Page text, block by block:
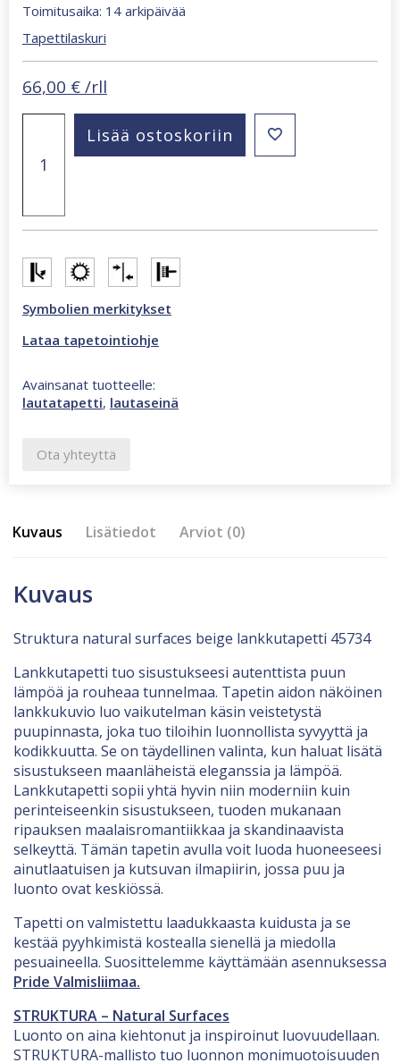
Toimitusaika: 14 arkipäivää
Tapettilaskuri
66,00 € /rll
surfaces
beige
Lisää ostoskoriin
Symbolien merkitykset
Lataa tapetointiohje
Avainsanat tuotteelle:
lautatapetti, lautaseinä
Ota yhteyttä
Kuvaus Lisätiedot Arviot (0)
Kuvaus
Struktura natural surfaces beige lankkutapetti 45734
Lankkutapetti tuo sisustukseesi autenttista puun
lämpöä ja rouheaa tunnelmaa. Tapetin aidon näköinen
lankkukuvio luo vaikutelman käsin veistetystä
puupinnasta, joka tuo tiloihin luonnollista syvyyttä ja
kodikkuutta. Se on täydellinen valinta, kun haluat lisätä
sisustukseen maanläheistä eleganssia ja lämpöä.
Lankkutapetti sopii yhtä hyvin niin moderniin kuin
perinteiseenkin sisustukseen, tuoden mukanaan
ripauksen maalaisromantiikkaa ja skandinaavista
selkeyttä. Tämän tapetin avulla voit luoda huoneeseesi
ainutlaatuisen ja kutsuvan ilmapiirin, jossa puu ja
luonto ovat keskiössä.
Tapetti on valmistettu laadukkaasta kuidusta ja se
kestää pyyhkimistä kostealla sienellä ja miedolla
pesuaineella. Suosittelemme käyttämään asennuksessa
Pride Valmisliimaa.
STRUKTURA – Natural Surfaces
Luonto on aina kiehtonut ja inspiroinut luovuudellaan.
STRUKTURA-mallisto tuo luonnon monimuotoisuuden